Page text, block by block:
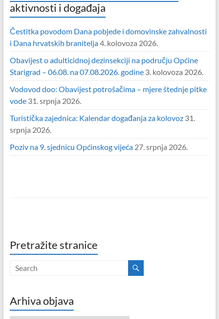
aktivnosti i događaja
Čestitka povodom Dana pobjede i domovinske zahvalnosti
i Dana hrvatskih branitelja4. kolovoza 2026.
Obavijest o adulticidnoj dezinsekciji na području Općine
Starigrad – 06.08. na 07.08.2026. godine 3. kolovoza 2026.
Vodovod doo: Obavijest potrošačima – mjere štednje pitke
vode 31. srpnja 2026.
Turistička zajednica: Kalendar događanja za kolovoz 31.
srpnja 2026.
Poziv na 9. sjednicu Općinskog vijeća 27. srpnja 2026.
Pretražite stranice
Arhiva objava